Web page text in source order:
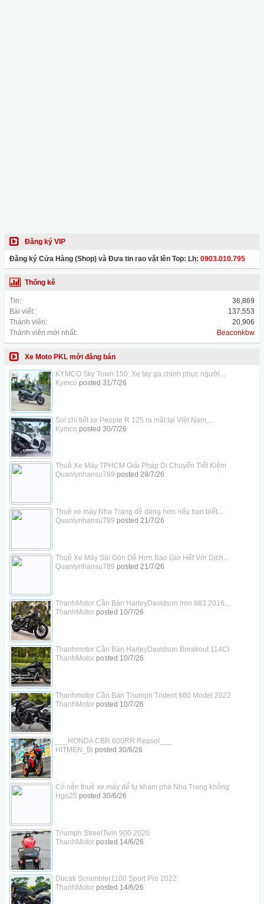
Đăng ký VIP
Đăng ký Cửa Hàng (Shop) và Đưa tin rao vặt lên Top: Lh: 0903.010.795
Thống kê
Tin:
36,869
Bài viết:
137,553
Thành viên:
20,906
Thành viên mới nhất:
Beaconkbw
Xe Moto PKL mới đăng bán
KYMCO Sky Town 150: Xe tay ga chinh phục người...
Kymco posted 31/7/26
Soi chi tiết xe People R 125 ra mắt tại Việt Nam,...
Kymco posted 30/7/26
Thuê Xe Máy TPHCM Giải Pháp Di Chuyển Tiết Kiệm
Quanlynhansu789 posted 29/7/26
Thuê xe máy Nha Trang dễ dàng hơn nếu bạn biết...
Quanlynhansu789 posted 21/7/26
Thuê Xe Máy Sài Gòn Dễ Hơn Bao Giờ Hết Với Dịch...
Quanlynhansu789 posted 21/7/26
ThanhMotor Cần Bán HarleyDavidson Iron 883 2016...
ThanhMotorposted 10/7/26
Thanhmotor Cần Bán HarleyDavidson Breakout 114CI
ThanhMotorposted 10/7/26
Thanhmotor Cần Bán Triumph Trident 660 Model 2022
ThanhMotorposted 10/7/26
___HONDA CBR 600RR Repsol___
HITMEN_Bi posted 30/6/26
Có nên thuê xe máy để tự khám phá Nha Trang không
Hgo25 posted 30/6/26
Triumph StreetTwin 900 2020
ThanhMotorposted 14/6/26
Ducati Scrambler1100 Sport Pro 2022
ThanhMotorposted 14/6/26